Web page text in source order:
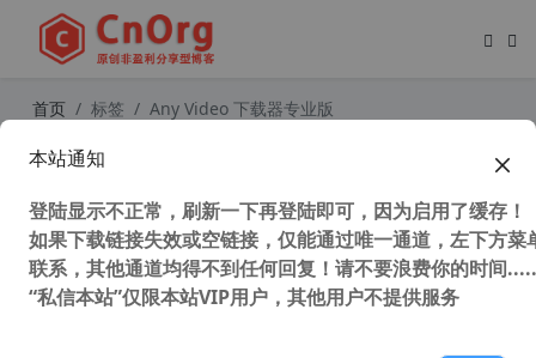
首页 标签 Any Video 下载器专业版
载软件
本站通知
登陆显示不正常，刷新一下再登陆即可，因为启用了缓存！
如果下载链接失效或空链接，仅能通过唯一通道，左下方菜
联系，其他通道均得不到任何回复！请不要浪费你的时间
“私信本站”仅限本站VIP用户，其他用户不提供服务